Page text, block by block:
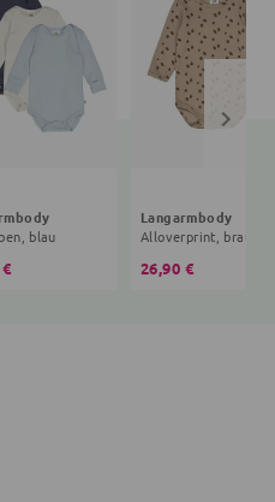
blau
Langarmbody
Alloverprint, braun
26,90 €